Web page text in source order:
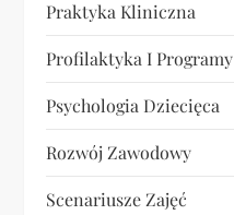
Praktyka Kliniczna
Profilaktyka I Programy
Psychologia Dziecięca
Rozwój Zawodowy
Scenariusze Zajęć